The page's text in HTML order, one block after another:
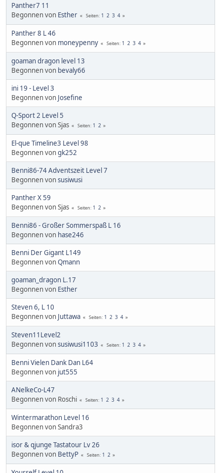
Panther7 11
Begonnen von Esther Seiten 1 2 3 4
Panther 8 L 46
Begonnen von moneypenny Seiten 1 2 3 4
goaman dragon level 13
Begonnen von bevaly66
ini 19 - Level 3
Begonnen von Josefine
Q-Sport 2 Level 5
Begonnen von Sjas
Seiten 1 2
El-que Timeline3 Level 98
Begonnen vongk252
Benni86-74 Adventszeit Level 7
Begonnen vonsusiwusi
Panther X 59
Begonnen von Sjas
Seiten 1 2
Benni86 - Großer Sommerspaß L 16
Begonnen von hase246
Benni Der Gigant L149
Begonnen vonQmann
goaman_dragon L.17
Begonnen von Esther
Steven 6, L 10
Begonnen von Juttawa Seiten 1 2 3 4
Steven11Level2
Begonnen vonsusiwusi1103 Seiten 1 2 3 4
Benni Vielen Dank Dan L64
Begonnen von jut555
ANelkeCo-L47
Begonnen von Roschi
Seiten 1 2 3 4
Wintermarathon Level 16
Begonnen von Sandra3
isor & qjunge Tastatour Lv 26
Begonnen von BettyP Seiten 1 2